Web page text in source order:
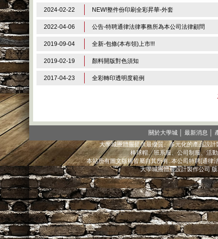
2024-02-22 NEW!整件份印刷全彩昇華-外套
2022-04-06 公告-特聘通律法律事務所為本公司法律顧問
2019-09-04 全新-包條(本布領)上市!!!
2019-02-19 顏料開版對色須知
2017-04-23 全彩轉印透明度範例
關於大學城 最新消息
大學城團體服提供最優質、多元化的產品設
棒球帽、班系服、公司制服、活
本站所有圖文版權皆屬自其所有. 本公司特聘[通律
大學城團體服設計製作公司